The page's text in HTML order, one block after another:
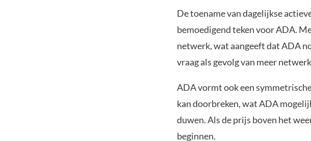
De toename van dagelijkse
bemoedigend teken voor ADA.
netwerk, wat aangeeft dat ADA
vraag als gevolg van meer
ADA vormt ook een
kan doorbreken, wat ADA
duwen. Als de prijs boven het
beginnen.